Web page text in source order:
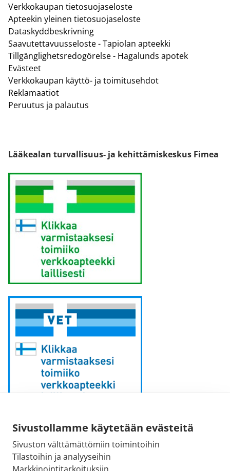
Sivustollamme käytetään evästeitä
Sivuston välttämättömiin toimintoihin
Tilastoihin ja analyyseihin
Verkkokaupan tietosuojaseloste
Apteekin yleinen tietosuojaseloste
Dataskyddbeskrivning
Saavutettavuusseloste - Tapiolan apteekki
Tillgänglighetsredogörelse - Hagalunds apotek
Evästeet
Verkkokaupan käyttö- ja toimitusehdot
Reklamaatiot
Peruutus ja palautus
Lääkealan turvallisuus- ja kehittämiskeskus Fimea
Sähköpostiosoite:
kirjaamo [at] fimea.fi
Fimean vaihde: